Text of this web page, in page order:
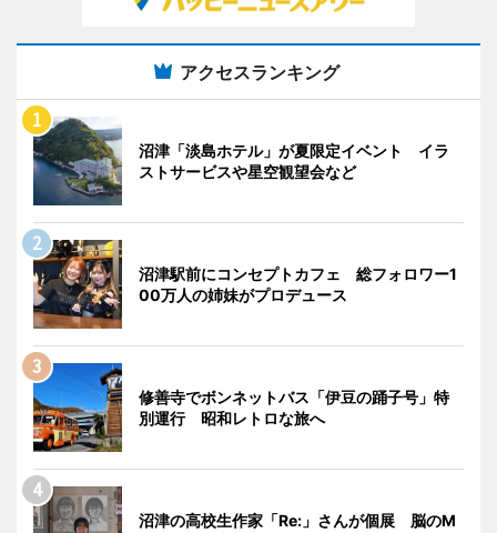
アクセスランキング
沼津「淡島ホテル」が夏限定イベント イラ
ストサービスや星空観望会など
沼津駅前にコンセプトカフェ 総フォロワー1
00万人の姉妹がプロデュース
修善寺でボンネットバス「伊豆の踊子号」特
別運行 昭和レトロな旅へ
沼津の高校生作家「Re:」さんが個展 脳のM